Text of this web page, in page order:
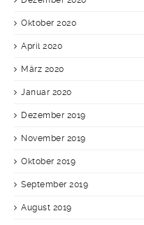
Oktober 2020
April 2020
März 2020
Januar 2020
Dezember 2019
November 2019
Oktober 2019
September 2019
August 2019